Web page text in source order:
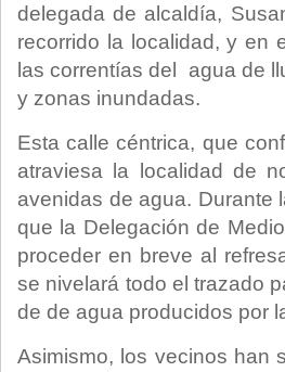
delegada de alcaldía,
recorrido la localidad, y en
las correntías del agua de
y zonas inundadas.
Esta calle céntrica, que
atraviesa la localidad de
avenidas de agua. Durante
que la Delegación de
proceder en breve al
se nivelará todo el trazado
de de agua producidos por
Asimismo, los vecinos han